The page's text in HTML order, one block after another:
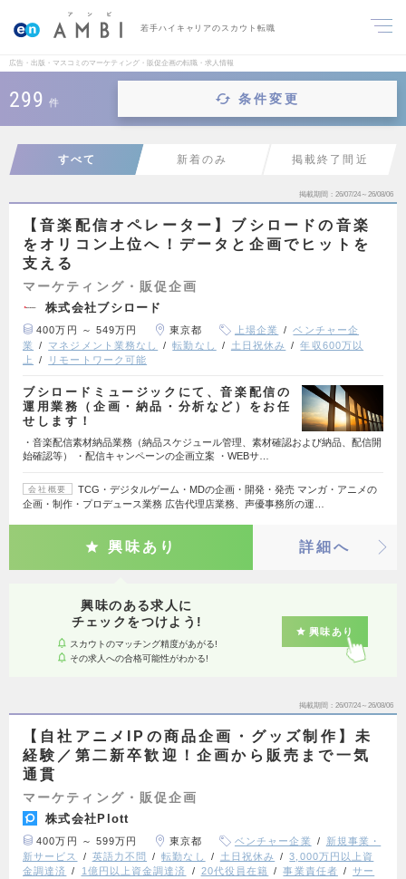
若手ハイキャリアのスカウト転職
広告・出版・マスコミのマーケティング・販促企画の転職・求人情報
299 件 条件変更
すべて 新着のみ 掲載終了間近
掲載期間 26/07/24～26/08/06
【音楽配信オペレーター】ブシロードの音楽
をオリコン上位へ！データと企画でヒットを
支える
マーケティング・販促企画
株式会社ブシロード
400万円 ～ 549万円 東京都 上場企業
ベンチャー企
業
マネジメント業務なし 転勤なし 土日祝休み
年収600万以
上
リモートワーク可能
ブシロードミュージックにて、音楽配信の
運用業務（企画・納品・分析など）をお任
せします！
・音楽配信素材納品業務（納品スケジュール管理、素材確認および納品、配信開
始確認等） ・配信キャンペーンの企画立案 ・WEBサ…
会社概要
TCG・デジタルゲーム・MDの企画・開発・発売 マンガ・アニメの
企画・制作・プロデュース業務 広告代理店業務、声優事務所の運…
興味あり 詳細へ
興味のある求人に
チェックをつけよう!
スカウトのマッチング精度があがる!
その求人への合格可能性がわかる!
興味あり
掲載期間 26/07/24～26/08/06
【自社アニメIPの商品企画・グッズ制作】未
経験／第二新卒歓迎！企画から販売まで一気
通貫
マーケティング・販促企画
株式会社Plott
400万円 ～ 599万円 東京都 ベンチャー企業
新規事業・
新サービス
英語力不問 転勤なし 土日祝休み
3,000万円以上資
金調達済
1億円以上資金調達済 20代役員在籍 事業責任者
サー